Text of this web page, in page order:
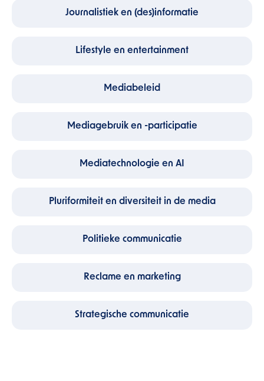
Journalistiek en (des)informatie
Lifestyle en entertainment
Mediabeleid
Mediagebruik en -participatie
Mediatechnologie en AI
Pluriformiteit en diversiteit in de media
Politieke communicatie
Reclame en marketing
Strategische communicatie